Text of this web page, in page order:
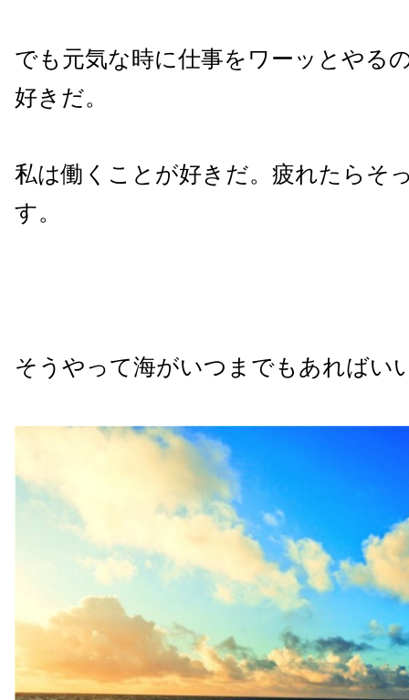
でも元気な時に仕事をワーッとやる
好きだ。
私は働くことが好きだ。疲れたらそ
す。
そうやって海がいつまでもあればい